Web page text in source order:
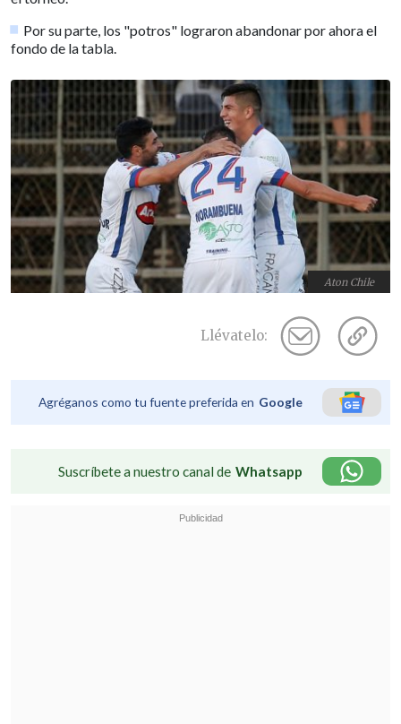
Por su parte, los "potros" lograron abandonar por ahora el
fondo de la tabla.
Aton Chile
Llévatelo:
Agréganos como tu fuente preferida en Google
Suscríbete a nuestro canal de Whatsapp